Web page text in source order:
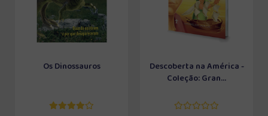
Os Dinossauros
Descoberta na América -
Coleção: Gran...